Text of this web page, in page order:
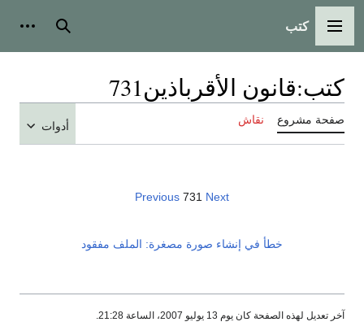
القائمة الرئيسية
كتب بحث
كتب:قانون الأقرباذين731
صفحة مشروع نقاش أدوات
Previous 731 Next
خطأ في إنشاء صورة مصغرة: الملف مفقود
آخر تعديل لهذه الصفحة كان يوم 13 يوليو 2007، الساعة 21:28.